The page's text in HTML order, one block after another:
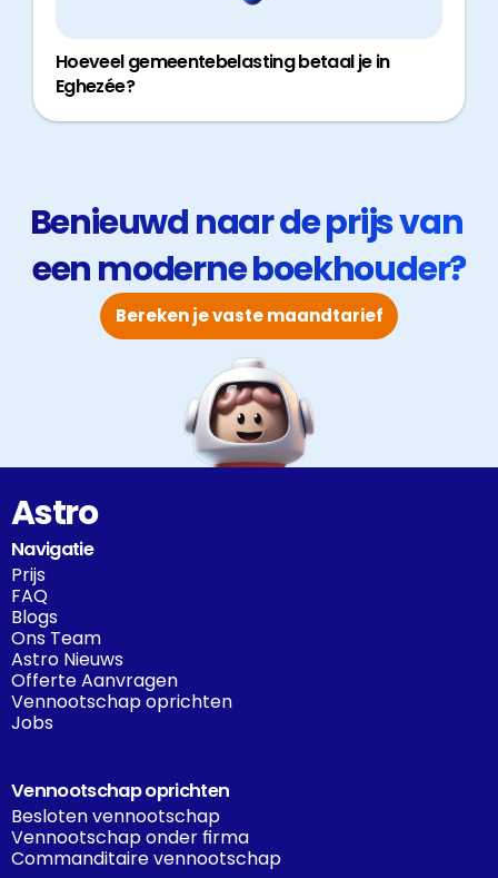
Hoeveel gemeentebelasting betaal je in
Eghezée?
Benieuwd naar de prijs van
een moderne boekhouder?
Bereken je vaste maandtarief
Astro
Navigatie
Prijs
FAQ
Blogs
Ons Team
Astro Nieuws
Offerte Aanvragen
Vennootschap oprichten
Jobs
Vennootschap oprichten
Besloten vennootschap
Vennootschap onder firma
Commanditaire vennootschap